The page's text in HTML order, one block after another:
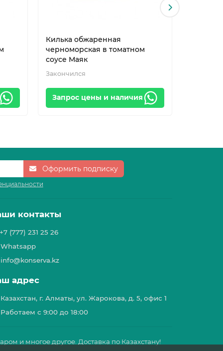
Килька обжаренная
черноморская в томатном
соусе Маяк
Закончился
Запрос цены и наличия
Оформить подписку
контакты
+7 (777) 231 25 26
Whatsapp
info@konserva.kz
адрес
Казахстан, г. Алматы, ул. Жарокова, д. 5, офис 1
Работаем с 9:00 до 18:00
и многое другое. Доставка по Казахстану!